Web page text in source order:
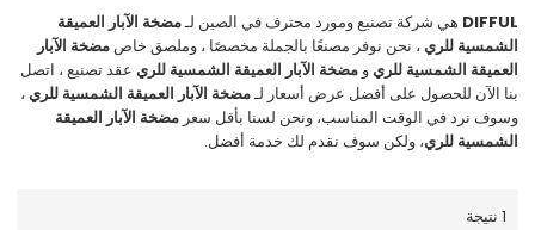
DIFFUL هي شركة تصنيع ومورد محترف في الصين لـمضخة الآبار العميقة
الشمسية للري ، نحن نوفر مصنعًا بالجملة مخصصًا ، وملصق خاصمضخة الآبار
العميقة الشمسية للري ومضخة الآبار العميقة الشمسية للري عقد تصنيع ، اتصل
بنا الآن للحصول على أفضل عرض أسعار لـمضخة الآبار العميقة الشمسية للري ،
وسوف نرد في الوقت المناسب، ونحن لسنا بأقل سعرمضخة الآبار العميقة
الشمسية للري، ولكن سوف نقدم لك خدمة أفضل.
1 نتيجة